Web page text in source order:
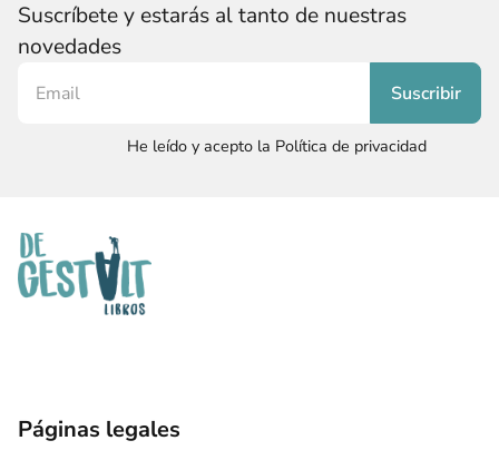
Suscríbete y estarás al tanto de nuestras
novedades
He leído y acepto la Política de privacidad
Páginas legales